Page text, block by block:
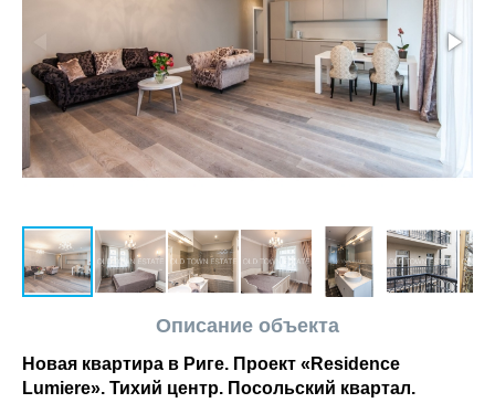
Описание объекта
Новая квартира в Риге. Проект «Residence
Lumiere». Тихий центр. Посольский квартал.